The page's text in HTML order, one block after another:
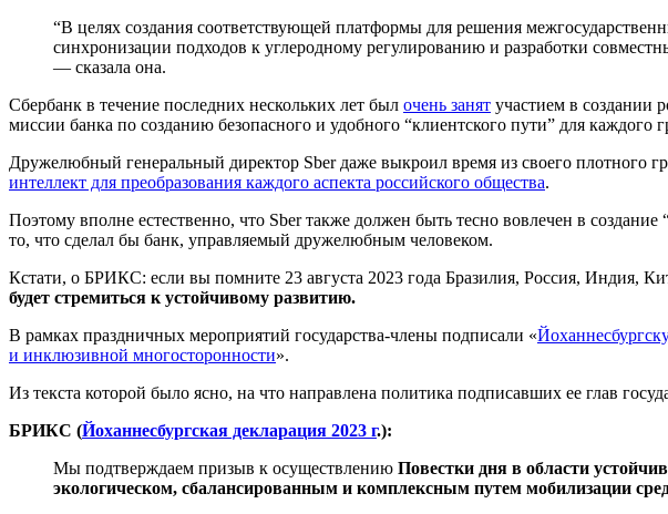
“В целях создания соответствующей платформы для решения
синхронизации подходов к углеродному регулированию и разработки
— сказала она.
Сбербанк в течение последних нескольких лет был очень занят участием в создании
миссии банка по созданию безопасного и удобного “клиентского пути” для каждого
Дружелюбный генеральный директор Sber даже выкроил время из своего плотного
интеллект для преобразования каждого аспекта российского общества.
Поэтому вполне естественно, что Sber также должен быть тесно вовлечен в
то, что сделал бы банк, управляемый дружелюбным человеком.
Кстати, о БРИКС: если вы помните 23 августа 2023 года Бразилия, Россия, Индия,
будет стремиться к устойчивому развитию.
В рамках праздничных мероприятий государства-члены подписали «
и инклюзивной многосторонности».
Из текста которой было ясно, на что направлена политика подписавших ее глав
БРИКС (Йоханнесбургская декларация 2023 г.):
Мы подтверждаем призыв к осуществлению Повестки дня в области
экологическом, сбалансированным и комплексным путем мобилизации